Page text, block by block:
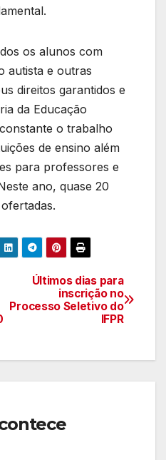
os alunos com
autista e outras
direitos garantidos e
da Educação
o trabalho
de ensino além
para professores e
ano, quase 20
Últimos dias para
inscrição no
Processo Seletivo do
IFPR